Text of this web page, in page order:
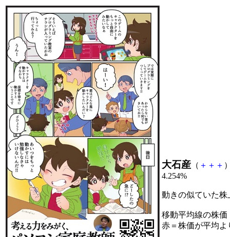
大石産 （ ＋ ＋ ＋
4.254%
動きの似ていた
移動平均線の株価
赤＝株価が平均